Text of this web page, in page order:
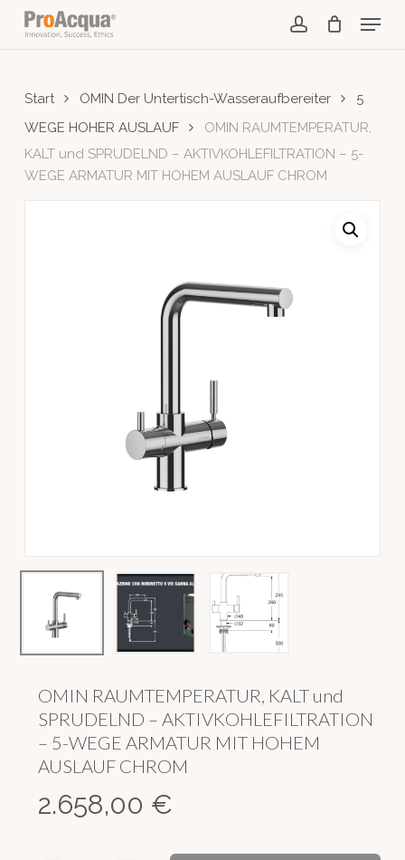
Skip
Menu
Start OMIN Der Untertisch-Wasseraufbereiter
5
WEGE HOHER AUSLAUF
OMIN RAUMTEMPERATUR,
KALT und SPRUDELND – AKTIVKOHLEFILTRATION – 5-
WEGE ARMATUR MIT HOHEM AUSLAUF CHROM
OMIN RAUMTEMPERATUR, KALT und
SPRUDELND – AKTIVKOHLEFILTRATION
– 5-WEGE ARMATUR MIT HOHEM
AUSLAUF CHROM
2.658,00 €